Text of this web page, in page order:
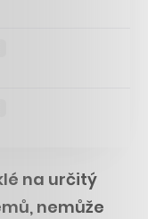
na určitý
nemůže